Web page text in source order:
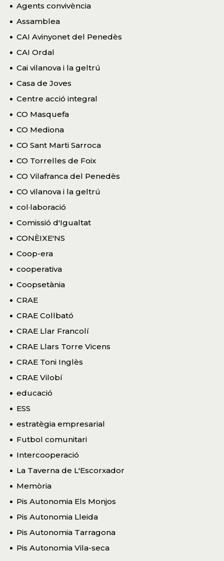
Agents convivència
Assamblea
CAI Avinyonet del Penedès
CAI Ordal
Cai vilanova i la geltrú
Casa de Joves
Centre acció integral
CO Masquefa
CO Mediona
CO Sant Marti Sarroca
CO Torrelles de Foix
CO Vilafranca del Penedès
CO vilanova i la geltrú
col·laboració
Comissió d'Igualtat
CONÈIXE'NS
Coop-era
cooperativa
Coopsetània
CRAE
CRAE Collbató
CRAE Llar Francolí
CRAE Llars Torre Vicens
CRAE Toni Inglès
CRAE Vilobí
educació
ESS
estratègia empresarial
Futbol comunitari
Intercooperació
La Taverna de L'Escorxador
Memòria
Pis Autonomia Els Monjos
Pis Autonomia Lleida
Pis Autonomia Tarragona
Pis Autonomia Vila-seca